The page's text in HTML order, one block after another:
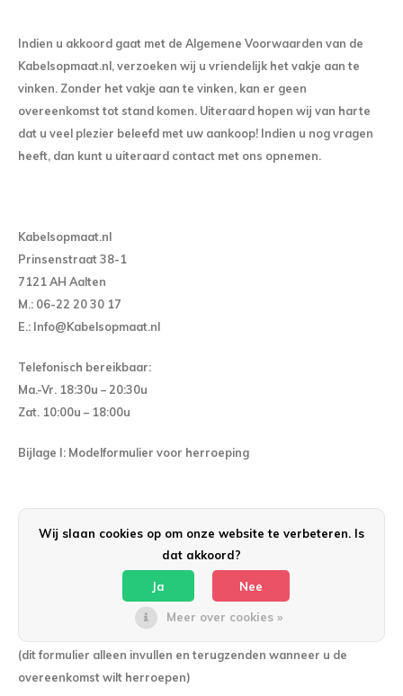
Indien u akkoord gaat met de Algemene Voorwaarden van de
Kabelsopmaat.nl, verzoeken wij u vriendelijk het vakje aan te
vinken. Zonder het vakje aan te vinken, kan er geen
overeenkomst tot stand komen. Uiteraard hopen wij van harte
dat u veel plezier beleefd met uw aankoop! Indien u nog vragen
heeft, dan kunt u uiteraard contact met ons opnemen.
Kabelsopmaat.nl
Prinsenstraat 38-1
7121 AH Aalten
M.: 06-22 20 30 17
E.: Info@Kabelsopmaat.nl
Telefonisch bereikbaar:
Ma.-Vr. 18:30u – 20:30u
Zat. 10:00u – 18:00u
Bijlage I: Modelformulier voor herroeping
Modelformulier voor herroeping
(dit formulier alleen invullen en terugzenden wanneer u de
overeenkomst wilt herroepen)
Wij slaan cookies op om onze website te verbeteren. Is
dat akkoord?
Ja Nee
Meer over cookies »